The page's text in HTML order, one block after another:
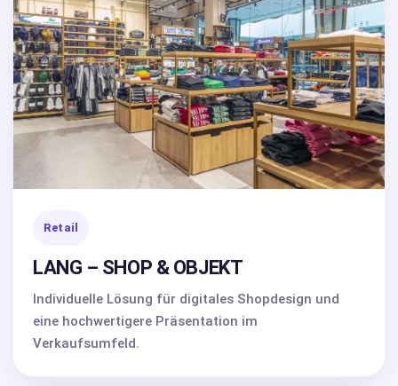
Retail
LANG – SHOP & OBJEKT
Individuelle Lösung für digitales Shopdesign und
eine hochwertigere Präsentation im
Verkaufsumfeld.